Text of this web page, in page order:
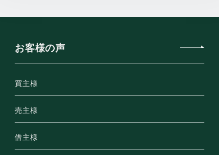
お客様の声
買主様
売主様
借主様